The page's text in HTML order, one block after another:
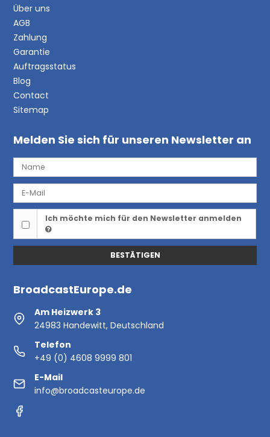
Über uns
AGB
Zahlung
Garantie
Auftragsstatus
Blog
Contact
Sitemap
Melden Sie sich für unseren Newsletter an
Ich möchte mich für den Newsletter anmelden
BESTÄTIGEN
BroadcastEurope.de
Am Heizwerk 3
24983 Handewitt, Deutschland
Telefon
+49 (0) 4608 9999 801
E-Mail
info@broadcasteurope.de